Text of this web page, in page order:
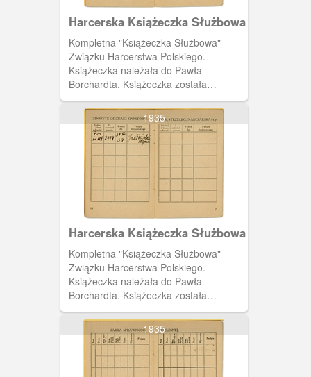
Harcerska Książeczka Służbowa
Kompletna "Książeczka Służbowa"
Związku Harcerstwa Polskiego.
Książeczka należała do Pawła
Borchardta. Książeczka została
wystawiona 19 czerwca 1937 roku
przez harcmistrza Alfa Liczmańskiego.
Na osiemnastej i dziewiętnastej stronie
tabela do wpisów miejsc koloni i obozów
harcerskich.
1935
Harcerska Książeczka Służbowa
Kompletna "Książeczka Służbowa"
Związku Harcerstwa Polskiego.
Książeczka należała do Pawła
Borchardta. Książeczka została
wystawiona 19 czerwca 1937 roku
przez harcmistrza Alfa Liczmańskiego.
Na szesnastej i siedemnastej stronie
tabela do wpisów zdobytych odznak
sportowych.
1935